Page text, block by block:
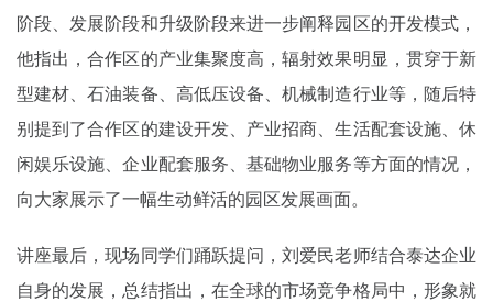
阶段、发展阶段和升级阶段来进一步阐释园区的开发模式，
他指出，合作区的产业集聚度高，辐射效果明显，贯穿于新
型建材、石油装备、高低压设备、机械制造行业等，随后特
别提到了合作区的建设开发、产业招商、生活配套设施、休
闲娱乐设施、企业配套服务、基础物业服务等方面的情况，
向大家展示了一幅生动鲜活的园区发展画面。
讲座最后，现场同学们踊跃提问，刘爱民老师结合泰达企业
自身的发展，总结指出，在全球的市场竞争格局中，形象就